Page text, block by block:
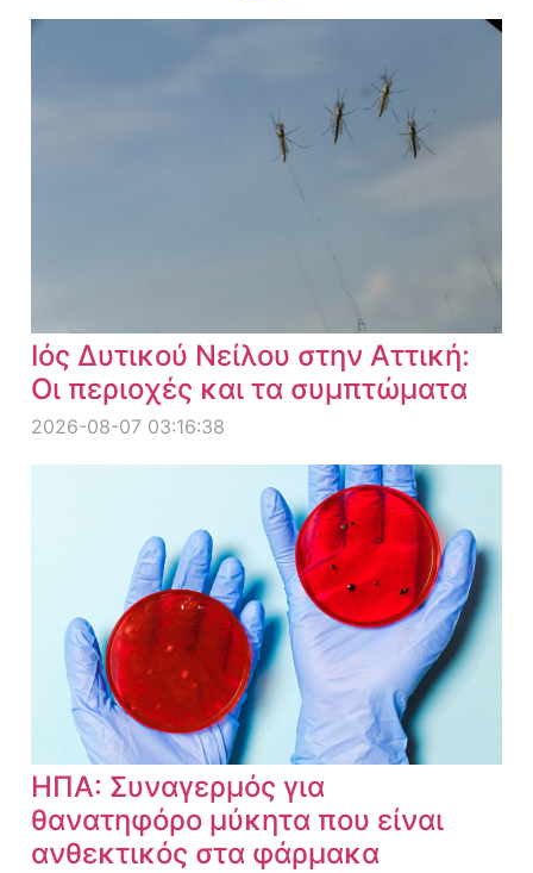
Ιός Δυτικού Νείλου στην Αττική:
Οι περιοχές και τα συμπτώματα
2026-08-07 03:16:38
ΗΠΑ: Συναγερμός για
θανατηφόρο μύκητα που είναι
ανθεκτικός στα φάρμακα